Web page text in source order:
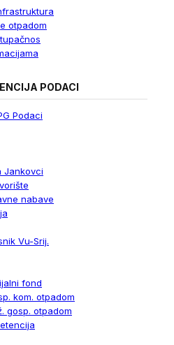
otpadom
PODACI
Podaci
Jankovci
nabave
Vu-Srij.
fond
kom. otpadom
gosp. otpadom